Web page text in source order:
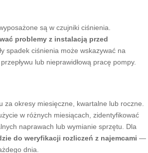
są w czujniki ciśnienia.
problemy z instalacją przed
spadek ciśnienia może wskazywać na
lub nieprawidłową pracę pompy.
okresy miesięczne, kwartalne lub roczne.
w różnych miesiącach, zidentyfikować
naprawach lub wymianie sprzętu. Dla
do weryfikacji rozliczeń z najemcami —
dnia.